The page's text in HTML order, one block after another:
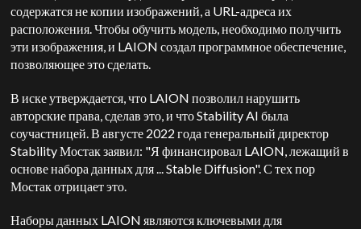
содержатся не копии изображений, а URL-адреса их
расположения. Чтобы обучить модель, необходимо получить
эти изображения, и LAION создал программное обеспечение,
позволяющее это сделать.
В иске утверждается, что LAION позволил нарушить
авторские права, сделав это, и что Stability AI была
соучастницей. В августе 2022 года генеральный директор
Stability Мостак заявил: "Я финансировал LAION, лежащий в
основе набора данных для ... Stable Diffusion". С тех пор
Мостак отрицает это.
Наборы данных LAION являются ключевыми для